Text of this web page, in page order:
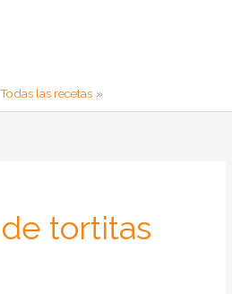
Todas las recetas
tortitas